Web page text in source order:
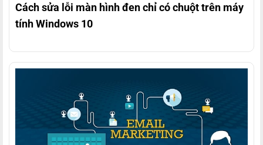
Cách sửa lỗi màn hình đen chỉ có chuột trên máy
tính Windows 10